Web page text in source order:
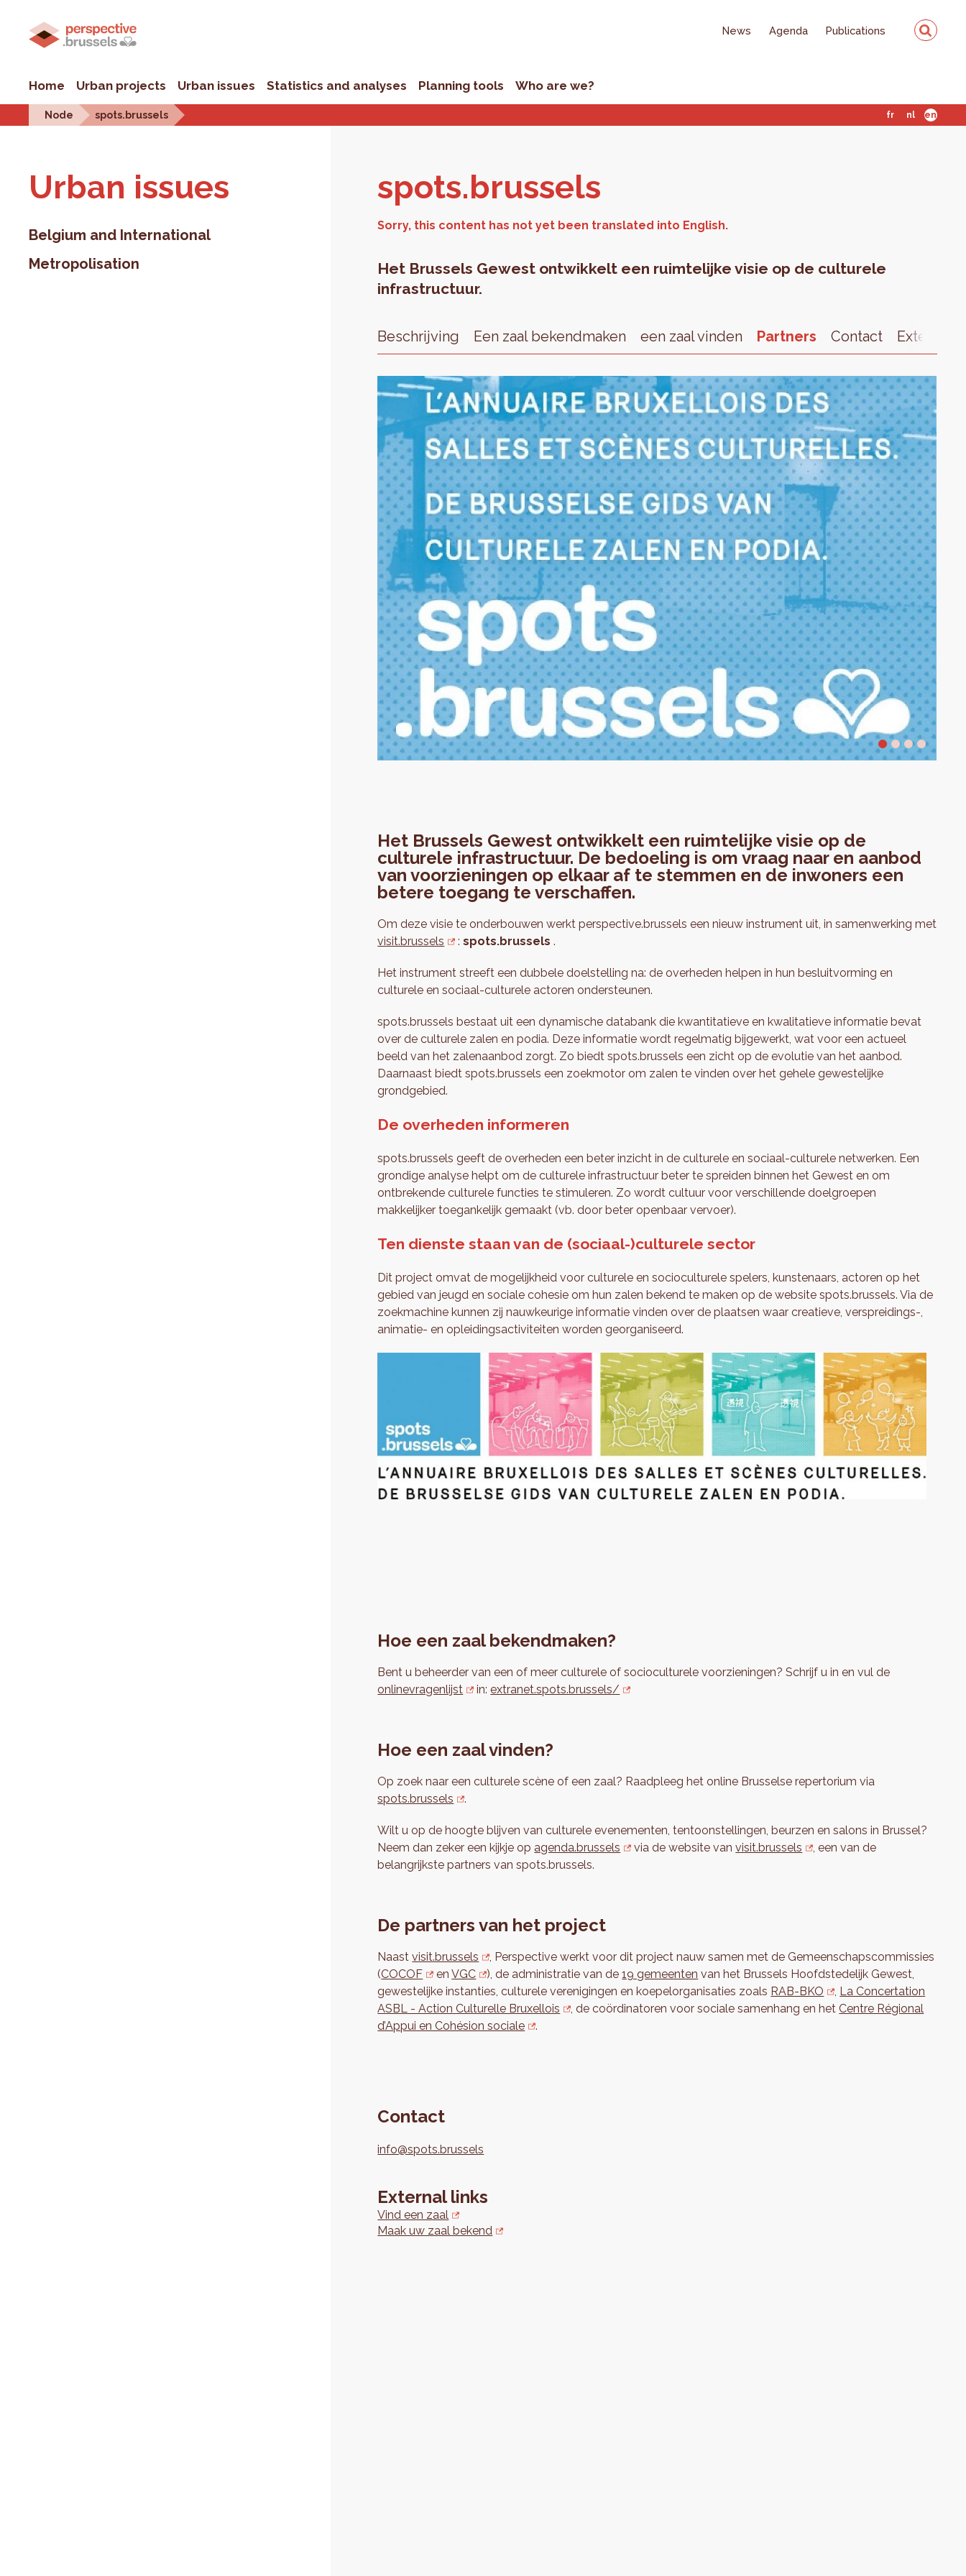
News Agenda Publications
Home Urban projects Urban issues Statistics and analyses Planning tools Who are we?
Node spots.brussels fr nl en
Urban is­sues
Belgium and International
Metropolisation
spots.​brussels
Het Brussels Gewest ontwikkelt een ruimtelijke visie op de culturele
infrastructuur.
Beschrijving Een zaal bekendmaken een zaal vinden Partners Contact External
Het Brussels Gewest ontwikkelt een ruimtelijke visie op de
culturele infrastructuur. De bedoeling is om vraag naar en aanbod
van voorzieningen op elkaar af te stemmen en de inwoners een
betere toegang te verschaffen.
Om deze visie te onderbouwen werkt perspective.brussels een nieuw instrument uit, in samenwerking met
visit.brussels
:spots.brussels.
Het instrument streeft een dubbele doelstelling na: de overheden helpen in hun besluitvorming en
culturele en sociaal-culturele actoren ondersteunen.
spots.brussels bestaat uit een dynamische databank die kwantitatieve en kwalitatieve informatie bevat
over de culturele zalen en podia. Deze informatie wordt regelmatig bijgewerkt, wat voor een actueel
beeld van het zalenaanbod zorgt. Zo biedt spots.brussels een zicht op de evolutie van het aanbod.
Daarnaast biedt spots.brussels een zoekmotor om zalen te vinden over het gehele gewestelijke
grondgebied.
De overheden informeren
spots.brussels geeft de overheden een beter inzicht in de culturele en sociaal-culturele netwerken. Een
grondige analyse helpt om de culturele infrastructuur beter te spreiden binnen het Gewest en om
ontbrekende culturele functies te stimuleren. Zo wordt cultuur voor verschillende doelgroepen
makkelijker toegankelijk gemaakt (vb. door beter openbaar vervoer).
Ten dienste staan van de (sociaal-)culturele sector
Dit project omvat de mogelijkheid voor culturele en socioculturele spelers, kunstenaars, actoren op het
gebied van jeugd en sociale cohesie om hun zalen bekend te maken op de website spots.brussels. Via de
zoekmachine kunnen zij nauwkeurige informatie vinden over de plaatsen waar creatieve, verspreidings-,
animatie- en opleidingsactiviteiten worden georganiseerd.
Hoe een zaal bekendmaken?
Bent u beheerder van een of meer culturele of socioculturele voorzieningen? Schrijf u in en vul de
onlinevragenlijst
in:extranet.spots.brussels/
Hoe een zaal vinden?
Op zoek naar een culturele scène of een zaal? Raadpleeg het online Brusselse repertorium via
spots.brussels
.
Wilt u op de hoogte blijven van culturele evenementen, tentoonstellingen, beurzen en salons in Brussel?
Neem dan zeker een kijkje op agenda.brussels via de website vanvisit.brussels
, een van de
belangrijkste partners van spots.brussels.
De partners van het project
Naastvisit.brussels
, Perspective werkt voor dit project nauw samen met de Gemeenschapscommissies
(COCOF enVGC ), de administratie van de19 gemeenten van het Brussels Hoofdstedelijk Gewest,
gewestelijke instanties, culturele verenigingen en koepelorganisaties zoals RAB-BKO
La Concertation
ASBL - Action Culturelle Bruxellois
, de coördinatoren voor sociale samenhang en hetCentre Régional
d’Appui en Cohésion sociale
.
Contact
info@spots.brussels
External links
Vind een zaal
Maak uw zaal bekend